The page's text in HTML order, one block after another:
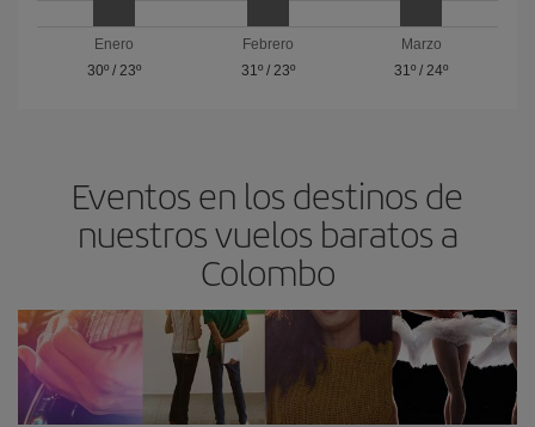
Enero
30º/ 23º
Febrero
31º/ 23º
Marzo
31º /24º
Eventos en los destinos de
nuestros vuelos baratos a
Colombo